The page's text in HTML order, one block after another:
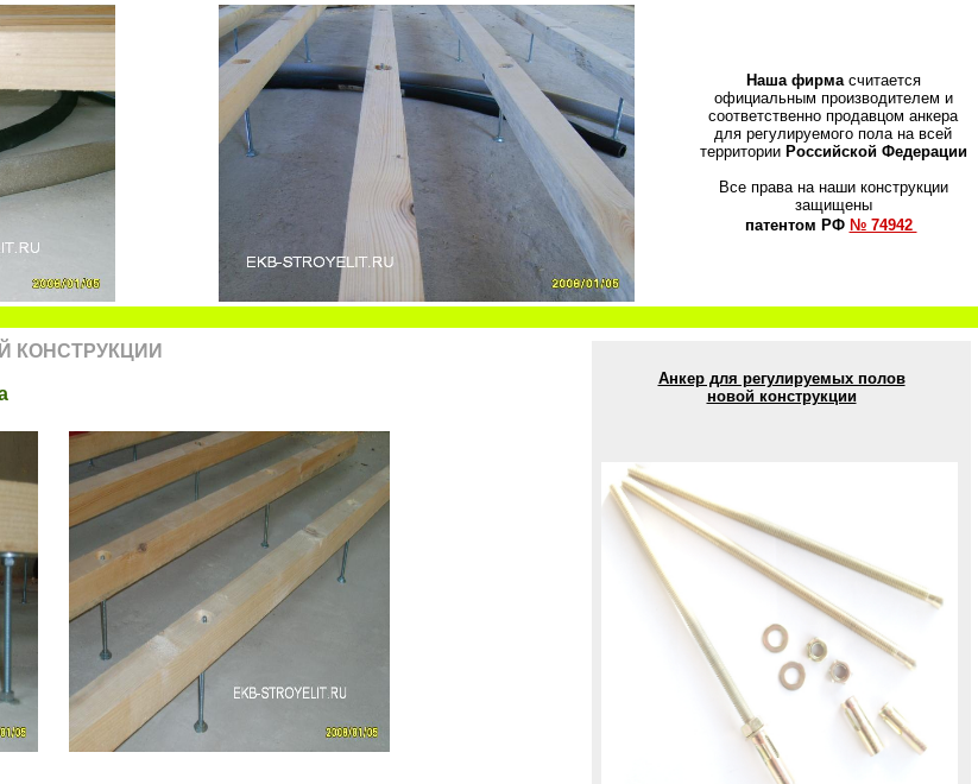
Наша фирмасчитается
официальным производителем и
соответственно продавцом анкера
для регулируемого пола на всей
территории Российской Федерации
Все права на наши конструкции
защищены
патентом РФ № 74942
КОНСТРУКЦИИ
Анкер для регулируемых полов
новой конструкции